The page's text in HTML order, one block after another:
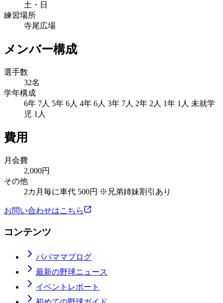
土・日
練習場所
寺尾広場
メンバー構成
選手数
32名
学年構成
6年 7人 5年 6人 4年 6人 3年 7人 2年 2人 1年 1人 未就学
児 1人
費用
月会費
2,000円
その他
2カ月毎に車代 500円 ※兄弟姉妹割引あり
お問い合わせはこちら
コンテンツ
パパママブログ
最新の野球ニュース
イベントレポート